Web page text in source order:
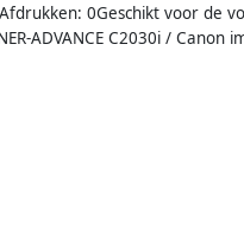
0Geschikt voor de
ADVANCE C2030i / Canon